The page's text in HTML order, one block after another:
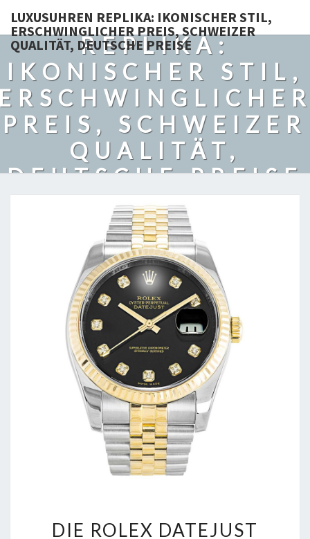
LUXUSUHREN REPLIKA: IKONISCHER STIL,
ERSCHWINGLICHER PREIS, SCHWEIZER
QUALITÄT, DEUTSCHE PREISE
LUXUSUHREN
REPLIKA:
IKONISCHER STIL,
PREIS, SCHWEIZER
QUALITÄT,
DEUTSCHE PREISE
ROLEX
DIE ROLEX DATEJUST